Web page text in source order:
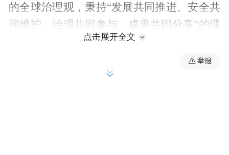
的全球治理观，秉持“发展共同推进、安全共
同维护、治理共同参与、成果共同分享”的理
念，把网络空间建设成为造福全人类的发展
共同体、安全共同体、责任共同体、利益共
同体。为此，我们提出以下行动倡议：
点击展开全文
举报